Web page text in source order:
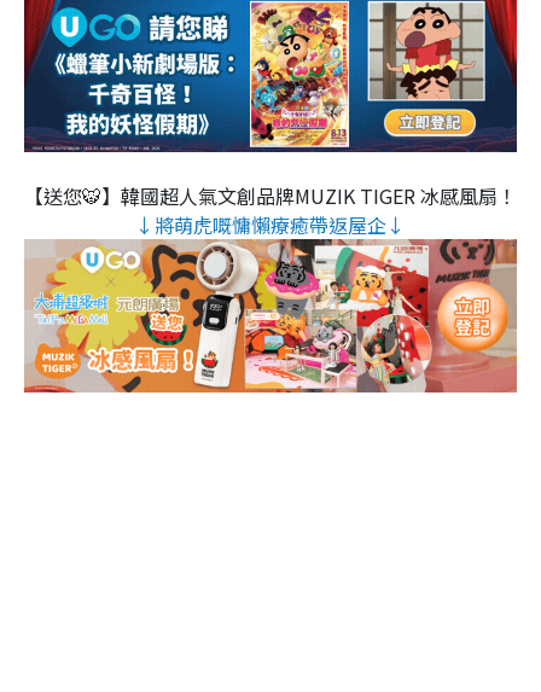
【送您🐯】韓國超人氣文創品牌MUZIK TIGER 冰感風扇！
↓將萌虎嘅慵懶療癒帶返屋企↓